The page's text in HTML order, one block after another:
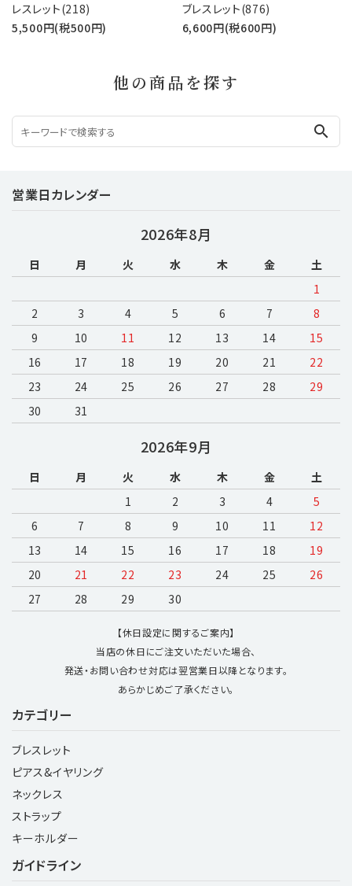
レスレット(218)
5,500円(税500円)
ブレスレット(876)
6,600円(税600円)
他の商品を探す
search
カテゴリー
ブレスレット
ピアス&イヤリング
ネックレス
ストラップ
キーホルダー
ガイドライン
営業日カレンダー
2026年8月
日 月 火 水 木 金
土
1
2
3 4 5 6 7
8
9
10 11 12 13 14
15
16
17 18 19 20 21
22
23
24 25 26 27 28
29
30
31
2026年9月
日 月 火 水 木 金
土
1
2 3 4
5
6
7 8 9 10 11
12
13
14 15 16 17 18
19
20
21 22 23 24 25
26
27
28 29 30
【休日設定に関するご案内】
当店の休日にご注文いただいた場合、
発送・お問い合わせ対応は翌営業日以降となります。
あらかじめご了承ください。